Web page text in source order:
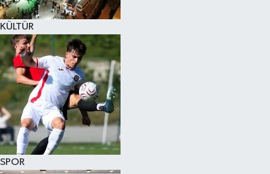
KÜLTÜR
SPOR
VİZYONDAKİLER
YAŞAM